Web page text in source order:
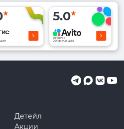
5.0
рейтинг
организации
Детейл
Акции